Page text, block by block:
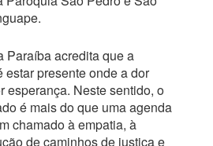
Paraíba acredita que a
estar presente onde a dor
esperança. Neste sentido, o
é mais do que uma agenda
chamado à empatia, à
de caminhos de justiça e